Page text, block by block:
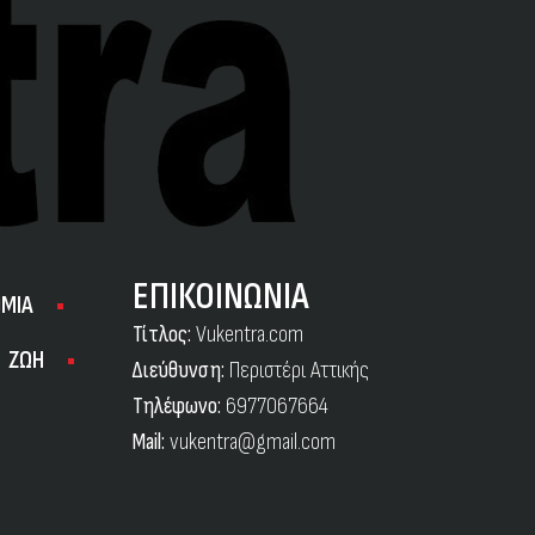
ΖΩΗ
ΕΠΙΚΟΙΝΩΝΙΑ
Τίτλος: Vukentra.com
Διεύθυνση: Περιστέρι Αττικής
Τηλέφωνο: 6977067664
Mail: vukentra@gmail.com